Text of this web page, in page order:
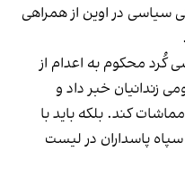
سیاسی در اوین از همراهی
کُرد محکوم به اعدام از
زندانیان خبر داد و
کند. بلکه باید با
پاسداران در لیست